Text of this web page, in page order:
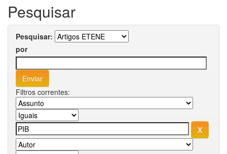
Pesquisar
Pesquisar:
por
Filtros correntes: